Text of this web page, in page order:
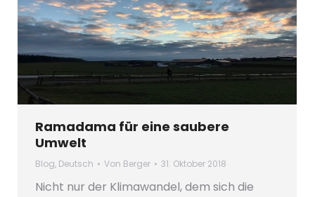
Ramadama für eine saubere
Umwelt
Blog, Deutsch Von Berger 31. Oktober 2018
Nicht nur der Klimawandel, dem sich die